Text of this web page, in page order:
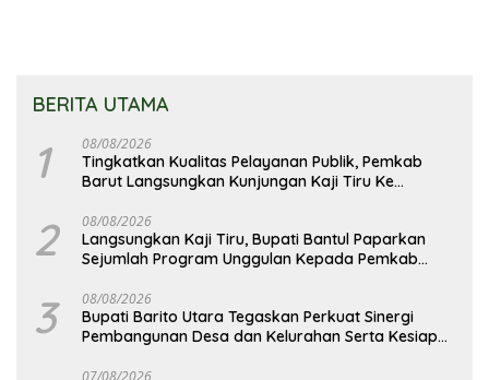
BERITA UTAMA
1 08/08/2026
Tingkatkan Kualitas Pelayanan Publik, Pemkab
Barut Langsungkan Kunjungan Kaji Tiru Ke
2 08/08/2026
Langsungkan Kaji Tiru, Bupati Bantul Paparkan
Sejumlah Program Unggulan Kepada Pemkab
3 08/08/2026
Bupati Barito Utara Tegaskan Perkuat Sinergi
Pembangunan Desa dan Kelurahan Serta Kesiapan
07/08/2026